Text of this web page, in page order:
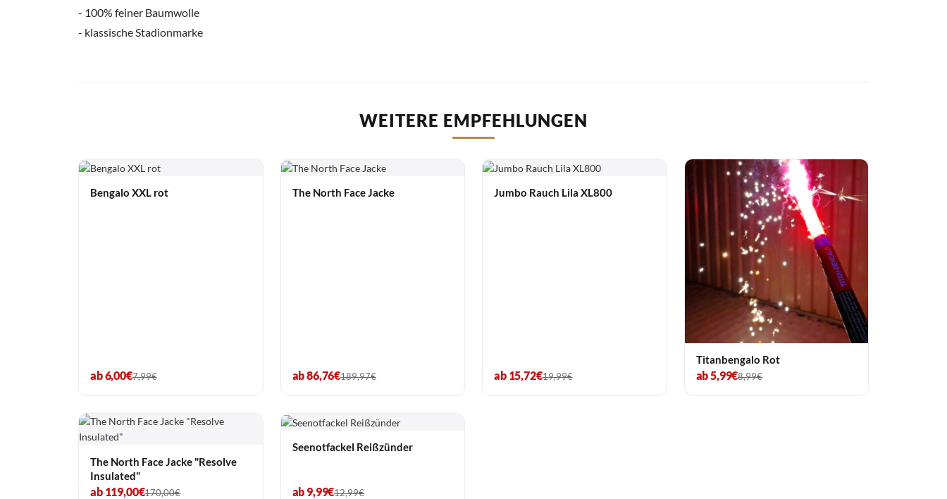
- 100% feiner Baumwolle
- klassische Stadionmarke
WEITERE EMPFEHLUNGEN
Bengalo XXL rot
ab 6,00€7,99€
The North Face Jacke
ab 86,76€189,97€
Jumbo Rauch Lila XL800
ab 15,72€19,99€
Titanbengalo Rot
ab 5,99€8,99€
The North Face Jacke "Resolve
Insulated"
ab 119,00€170,00€
Seenotfackel Reißzünder
ab 9,99€12,99€